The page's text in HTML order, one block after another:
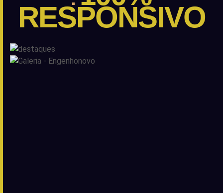
RESPONSIVO